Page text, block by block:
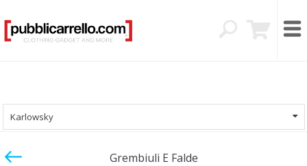
Karlowsky
Grembiuli E Falde